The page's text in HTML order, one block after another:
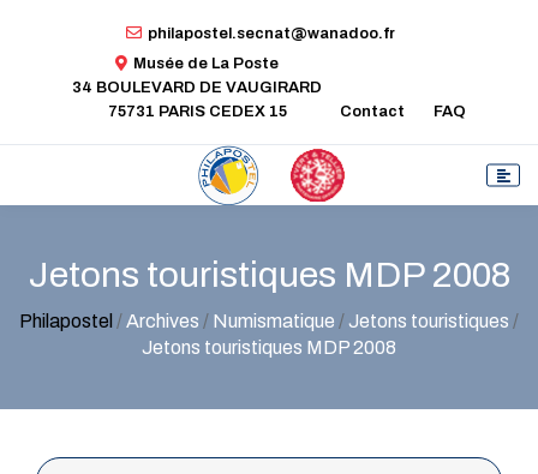
philapostel.secnat@wanadoo.fr
Musée de La Poste
34 BOULEVARD DE VAUGIRARD
75731 PARIS CEDEX 15
Contact FAQ
Jetons touristiques MDP 2008
Philapostel /Archives / Numismatique /Jetons touristiques /
Jetons touristiques MDP 2008